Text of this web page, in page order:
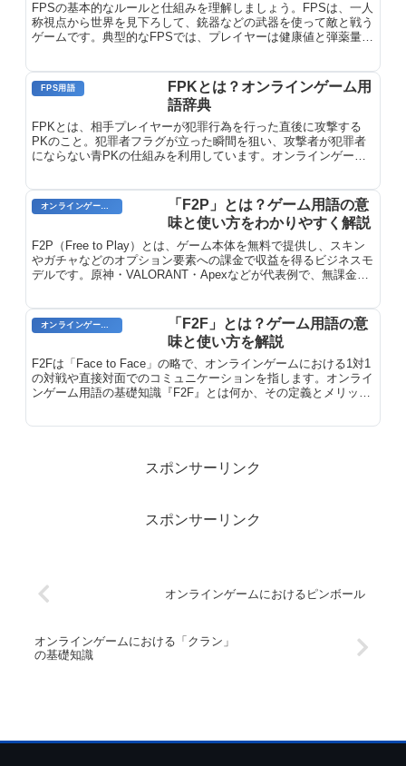
FPSの基本的なルールと仕組みを理解しましょう。FPSは、一人
称視点から世界を見下ろして、銃器などの武器を使って敵と戦う
ゲームです。典型的なFPSでは、プレイヤーは健康値と弾薬量を
FPS用語
FPKとは？オンラインゲーム用
語辞典
FPKとは、相手プレイヤーが犯罪行為を行った直後に攻撃する
PKのこと。犯罪者フラグが立った瞬間を狙い、攻撃者が犯罪者
にならない青PKの仕組みを利用しています。オンラインゲーム
オンラインゲーム用語
「F2P」とは？ゲーム用語の意
味と使い方をわかりやすく解説
F2P（Free to Play）とは、ゲーム本体を無料で提供し、スキン
やガチャなどのオプション要素への課金で収益を得るビジネスモ
デルです。原神・VALORANT・Apexなどが代表例で、無課金で
「F2F」とは？ゲーム用語の意
味と使い方を解説
F2Fは「Face to Face」の略で、オンラインゲームにおける1対1
の対戦や直接対面でのコミュニケーションを指します。オンライ
ンゲーム用語の基礎知識『F2F』とは何か、その定義とメリット
スポンサーリンク
スポンサーリンク
オンラインゲームにおけるピンボール
オンラインゲームにおける「クラン」
の基礎知識